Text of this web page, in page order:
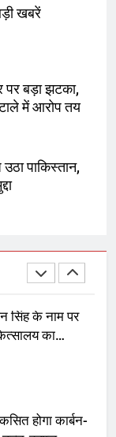
खबरें
पर बड़ा झटका,
में आरोप तय
पाकिस्तान,
की मांग तेज
सिंह के नाम पर
का
शुरू